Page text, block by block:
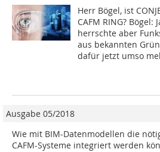
Herr Bögel, ist
CAFM RING? Bögel:
herrschte aber
aus bekannten
dafür jetzt umso
Ausgabe 05/2018
Wie mit BIM-Datenmodellen die
CAFM-Systeme integriert werden